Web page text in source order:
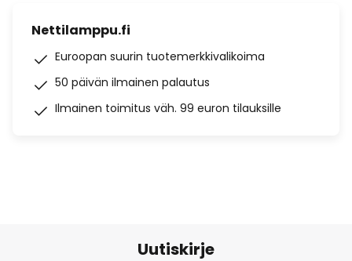
Nettilamppu.fi
Euroopan suurin tuotemerkkivalikoima
50 päivän ilmainen palautus
Ilmainen toimitus väh. 99 euron tilauksille
Uutiskirje